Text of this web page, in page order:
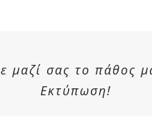
μαζί σας το πάθος
Εκτύπωση!